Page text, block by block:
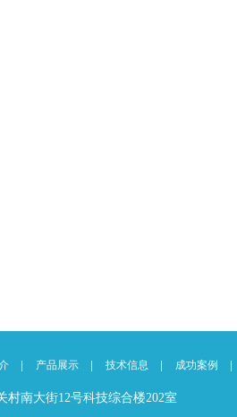
产品展示 技术信息 成功案例
村南大街12号科技综合楼202室